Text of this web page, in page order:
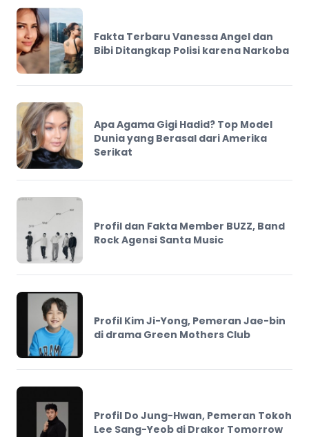
Fakta Terbaru Vanessa Angel dan
Bibi Ditangkap Polisi karena Narkoba
Apa Agama Gigi Hadid? Top Model
Dunia yang Berasal dari Amerika
Serikat
Profil dan Fakta Member BUZZ, Band
Rock Agensi Santa Music
Profil Kim Ji-Yong, Pemeran Jae-bin
di drama Green Mothers Club
Profil Do Jung-Hwan, Pemeran Tokoh
Lee Sang-Yeob di Drakor Tomorrow